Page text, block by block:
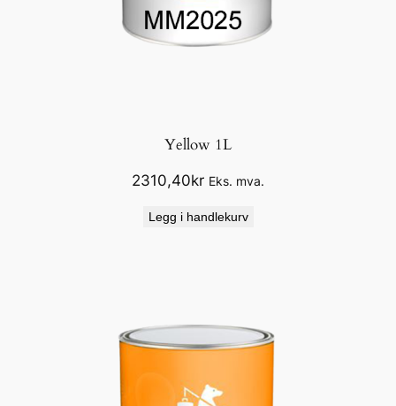
Yellow 1L
2310,40kr Eks. mva.
Legg i handlekurv